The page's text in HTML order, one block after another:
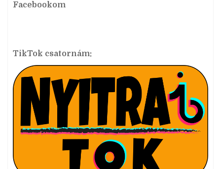
Facebookom
TikTok csatornám: